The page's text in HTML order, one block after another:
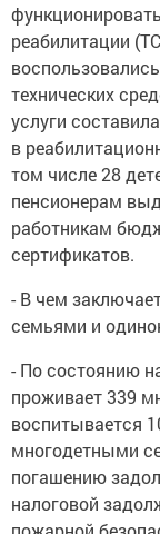
реабилитации
технических
услуги
в
том числе 28
пенсионерам
работникам
сертификатов.
- В чем
семьями и
- По состоянию
проживает 339
воспитывается
многодетными
погашению
налоговой